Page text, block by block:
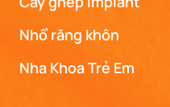
Nhổ răng khôn
Nha Khoa Trẻ Em